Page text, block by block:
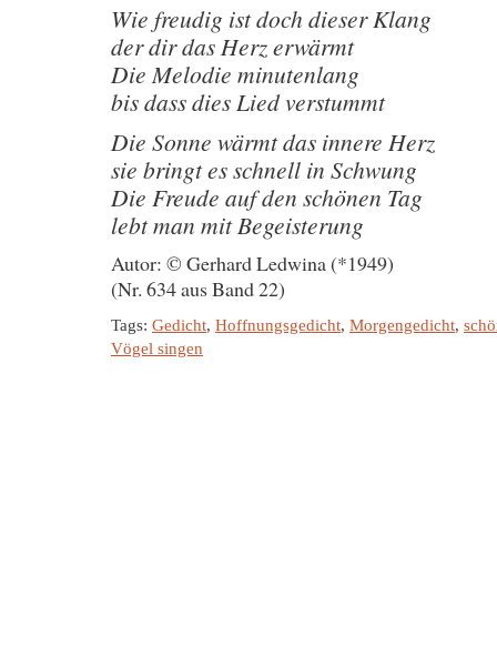
Wie freudig ist doch dieser Klang
der dir das Herz erwärmt
Die Melodie minutenlang
bis dass dies Lied verstummt
Die Sonne wärmt das innere Herz
sie bringt es schnell in Schwung
Die Freude auf den schönen Tag
lebt man mit Begeisterung
Autor: © Gerhard Ledwina (*1949)
(Nr. 634 aus Band 22)
Tags: Gedicht, Hoffnungsgedicht, Morgengedicht,
Vögel singen